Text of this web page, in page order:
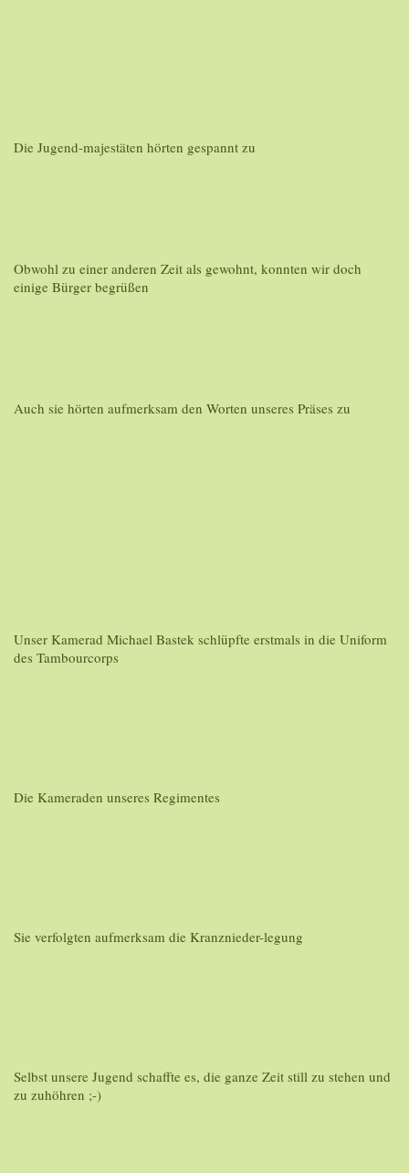
Die Jugend-majestäten hörten gespannt zu
Obwohl zu einer anderen Zeit als gewohnt, konnten wir doch
einige Bürger begrüßen
Auch sie hörten aufmerksam den Worten unseres Präses zu
Unser Kamerad Michael Bastek schlüpfte erstmals in die Uniform
des Tambourcorps
Die Kameraden unseres Regimentes
Sie verfolgten aufmerksam die Kranznieder-legung
Selbst unsere Jugend schaffte es, die ganze Zeit still zu stehen und
zu zuhöhren ;-)